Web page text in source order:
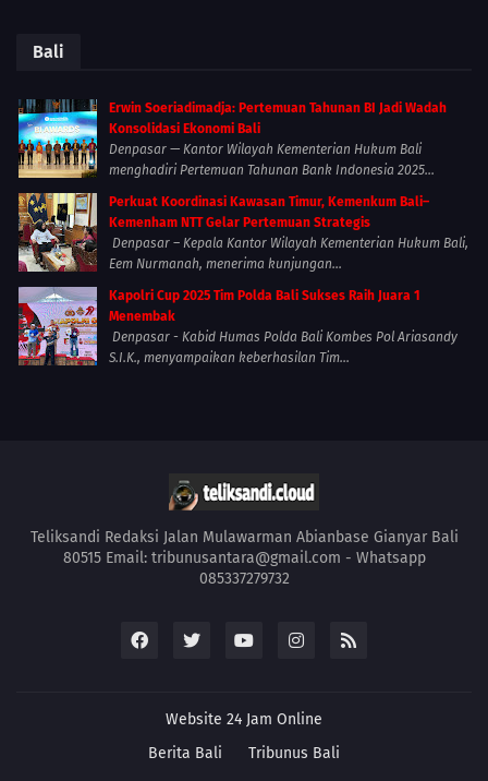
Bali
Erwin Soeriadimadja: Pertemuan Tahunan BI Jadi Wadah
Konsolidasi Ekonomi Bali
Denpasar — Kantor Wilayah Kementerian Hukum Bali
menghadiri Pertemuan Tahunan Bank Indonesia 2025...
Perkuat Koordinasi Kawasan Timur, Kemenkum Bali–
Kemenham NTT Gelar Pertemuan Strategis
Denpasar – Kepala Kantor Wilayah Kementerian Hukum Bali,
Eem Nurmanah, menerima kunjungan...
Kapolri Cup 2025 Tim Polda Bali Sukses Raih Juara 1
Menembak
Denpasar - Kabid Humas Polda Bali Kombes Pol Ariasandy
S.I.K., menyampaikan keberhasilan Tim...
Teliksandi Redaksi Jalan Mulawarman Abianbase Gianyar Bali
80515 Email: tribunusantara@gmail.com - Whatsapp
085337279732
Website 24 Jam Online
Berita Bali
Tribunus Bali